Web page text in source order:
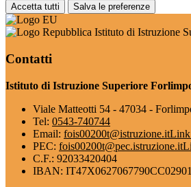
Accetta tutti Salva le preferenze
Istituto di Istruzione
Contatti
Istituto di Istruzione Superiore
Viale Matteotti 54 - 47034 -
Tel: 0543-740744
Email: fois00200t@istruzione.itLink
PEC: fois00200t@pec.istruzione.it
C.F.: 92033420404
IBAN: